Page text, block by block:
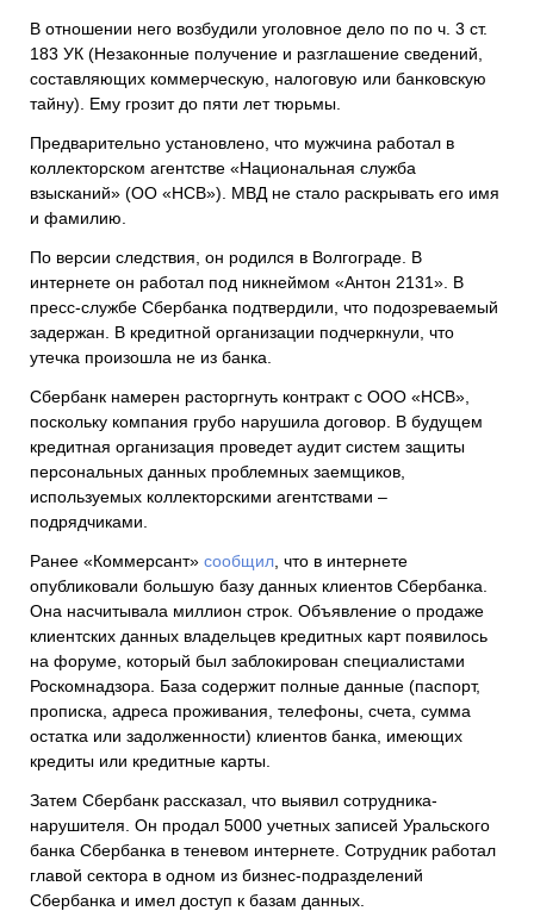
В отношении него возбудили уголовное дело по по ч. 3 ст.
183 УК (Незаконные получение и разглашение сведений,
составляющих коммерческую, налоговую или банковскую
тайну). Ему грозит до пяти лет тюрьмы.
Предварительно установлено, что мужчина работал в
коллекторском агентстве «Национальная служба
взысканий» (ОО «НСВ»). МВД не стало раскрывать его имя
и фамилию.
По версии следствия, он родился в Волгограде. В
интернете он работал под никнеймом «Антон 2131». В
пресс-службе Сбербанка подтвердили, что подозреваемый
задержан. В кредитной организации подчеркнули, что
утечка произошла не из банка.
Сбербанк намерен расторгнуть контракт с ООО «НСВ»,
поскольку компания грубо нарушила договор. В будущем
кредитная организация проведет аудит систем защиты
персональных данных проблемных заемщиков,
используемых коллекторскими агентствами –
подрядчиками.
Ранее «Коммерсант» сообщил , что в интернете
опубликовали большую базу данных клиентов Сбербанка.
Она насчитывала миллион строк. Объявление о продаже
клиентских данных владельцев кредитных карт появилось
на форуме, который был заблокирован специалистами
Роскомнадзора. База содержит полные данные (паспорт,
прописка, адреса проживания, телефоны, счета, сумма
остатка или задолженности) клиентов банка, имеющих
кредиты или кредитные карты.
Затем Сбербанк рассказал, что выявил сотрудника-
нарушителя. Он продал 5000 учетных записей Уральского
банка Сбербанка в теневом интернете. Сотрудник работал
главой сектора в одном из бизнес-подразделений
Сбербанка и имел доступ к базам данных.